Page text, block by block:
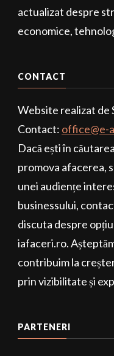
actualizat despre
economice,
CONTACT
Website realizat de
Contact: office@e-
Dacă ești în
promova afacerea,
unei audiențe
businessului,
discuta despre
iafaceri.ro.
contribuim la
prin vizibilitate și
PARTENERI